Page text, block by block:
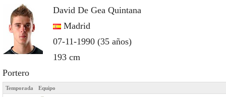
David De Gea Quintana
Madrid
07-11-1990 (35 años)
193 cm
Portero
Temporada Equipo